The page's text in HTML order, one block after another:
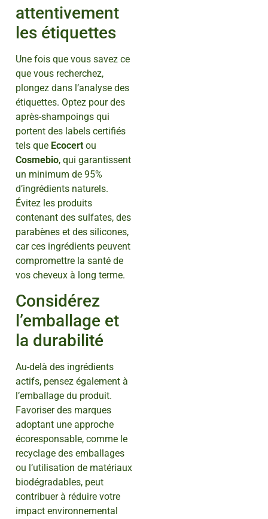
attentivement
les étiquettes
Une fois que vous savez ce
que vous recherchez,
plongez dans l’analyse des
étiquettes. Optez pour des
après-shampoings qui
portent des labels certifiés
tels que Ecocert ou
Cosmebio, qui garantissent
un minimum de 95%
d’ingrédients naturels.
Évitez les produits
contenant des sulfates, des
parabènes et des silicones,
car ces ingrédients peuvent
compromettre la santé de
vos cheveux à long terme.
Considérez
l’emballage et
la durabilité
Au-delà des ingrédients
actifs, pensez également à
l’emballage du produit.
Favoriser des marques
adoptant une approche
écoresponsable, comme le
recyclage des emballages
ou l’utilisation de matériaux
biodégradables, peut
contribuer à réduire votre
impact environnemental